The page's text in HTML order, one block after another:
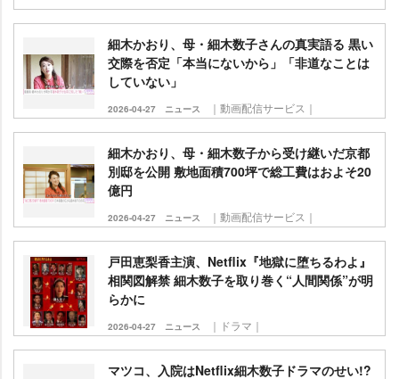
細木かおり、母・細木数子さんの真実語る 黒い
交際を否定「本当にないから」「非道なことは
していない」
2026-04-27 ニュース ｜動画配信サービス｜
細木かおり、母・細木数子から受け継いだ京都
別邸を公開 敷地面積700坪で総工費はおよそ20
億円
2026-04-27 ニュース ｜動画配信サービス｜
戸田恵梨香主演、Netflix『地獄に堕ちるわよ』
相関図解禁 細木数子を取り巻く“人間関係”が明
らかに
2026-04-27 ニュース ｜ドラマ｜
マツコ、入院はNetflix細木数子ドラマのせい!?